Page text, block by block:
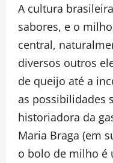
A cultura
sabores, e o
central,
diversos outros
de queijo até a
as possibilidades
historiadora da
Maria Braga (em
o bolo de milho é